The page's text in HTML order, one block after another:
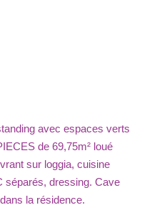
avec espaces verts
de 69,75m² loué
sur loggia, cuisine
séparés, dressing. Cave
la résidence.